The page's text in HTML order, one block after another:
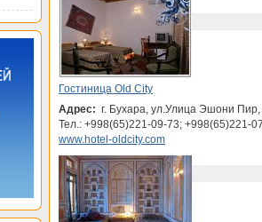
Подробнее...
Гостиница Old City
Адрес: г. Бухара, ул.Улица Эшони Пир,
Тел.: +998(65)221-09-73; +998(65)221-
www.hotel-oldcity.com
Подробнее...